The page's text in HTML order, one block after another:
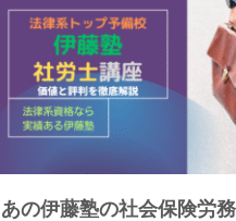
あの伊藤塾の社会保険労務